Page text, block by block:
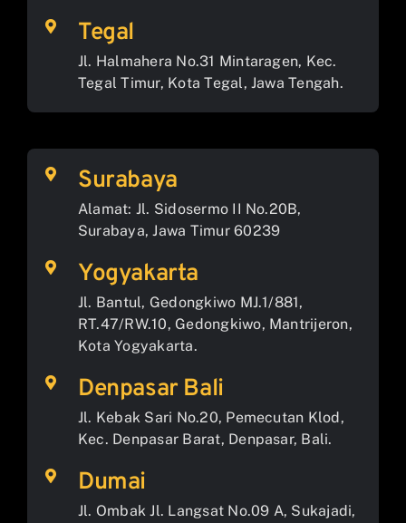
Tegal
Jl. Halmahera No.31 Mintaragen, Kec.
Tegal Timur, Kota Tegal, Jawa Tengah.
Surabaya
Alamat: Jl. Sidosermo II No.20B,
Surabaya, Jawa Timur 60239
Yogyakarta
Jl. Bantul, Gedongkiwo MJ.1/881,
RT.47/RW.10, Gedongkiwo, Mantrijeron,
Kota Yogyakarta.
Denpasar Bali
Jl. Kebak Sari No.20, Pemecutan Klod,
Kec. Denpasar Barat, Denpasar, Bali.
Dumai
Jl. Ombak Jl. Langsat No.09 A, Sukajadi,